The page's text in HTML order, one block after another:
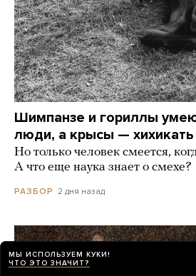
Шимпанзе и гориллы
люди, а крысы — хихикать
Но только человек смеется,
А что еще наука знает о смехе?
РАЗБОР 2 дня назад
МЫ ИСПОЛЬЗУЕМ КУКИ!
ЧТО ЭТО ЗНАЧИТ?